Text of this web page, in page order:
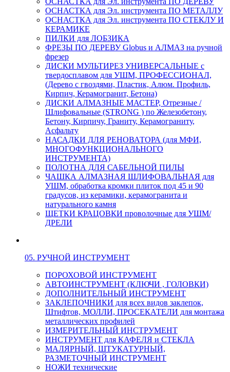
ОСНАСТКА для Эл. инструмента ПО МЕТАЛЛУ
ОСНАСТКА для Эл. инструмента ПО СТЕКЛУ И
КЕРАМИКЕ
ПИЛКИ для ЛОБЗИКА
ФРЕЗЫ ПО ДЕРЕВУ Globus и АЛМАЗ на ручной
фрезер
ДИСКИ МУЛЬТИРЕЗ УНИВЕРСАЛЬНЫЕ с
твердосплавом для УШМ, ПРОФЕССИОНАЛ,
(Дерево с гвоздями, Пластик, Алюм. Профиль,
Кирпич, Керамогранит, Бетона)
ДИСКИ АЛМАЗНЫЕ МАСТЕР, Отрезные /
Шлифовальные (STRONG ) по Железобетону,
Бетону, Кирпичу, Граниту, Керамограниту,
Асфальту
НАСАДКИ ДЛЯ РЕНОВАТОРА (для МФИ,
МНОГОФУНКЦИОНАЛЬНОГО
ИНСТРУМЕНТА)
ПОЛОТНА ДЛЯ САБЕЛЬНОЙ ПИЛЫ
ЧАШКА АЛМАЗНАЯ ШЛИФОВАЛЬНАЯ для
УШМ, обработка кромки плиток под 45 и 90
градусов, из керамики, керамогранита и
натурального камня
ЩЕТКИ КРАЦОВКИ проволочные для УШМ/
ДРЕЛИ
05. РУЧНОЙ ИНСТРУМЕНТ
ПОРОХОВОЙ ИНСТРУМЕНТ
АВТОИНСТРУМЕНТ (КЛЮЧИ , ГОЛОВКИ)
ДОПОЛНИТЕЛЬНЫЙ ИНСТРУМЕНТ
ЗАКЛЕПОЧНИКИ для всех видов заклепок,
Штифтов, МОЛЛИ, ПРОСЕКАТЕЛИ для монтажа
металлических профилей
ИЗМЕРИТЕЛЬНЫЙ ИНСТРУМЕНТ
ИНСТРУМЕНТ для КАФЕЛЯ и СТЕКЛА
МАЛЯРНЫЙ, ШТУКАТУРНЫЙ,
РАЗМЕТОЧНЫЙ ИНСТРУМЕНТ
НОЖИ технические